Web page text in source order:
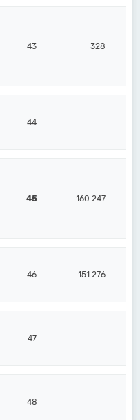
43 328
44
45 160 247
46 151 276
47
48